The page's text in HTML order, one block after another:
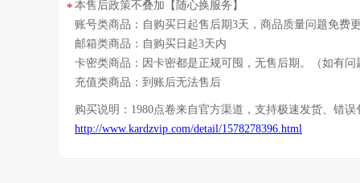
* 本售后政策不叠加【随心换服务】
账号类商品：自购买日起售后期3天，商品质量问题免费
邮箱类商品：自购买日起3天内
卡密类商品：因卡密都是正规可囤，无售后期。（如有
充值类商品：到账后无法售后
购买说明： 1980点卷来自官方渠道，支持极速发货、错
http://www.kardzvip.com/detail/1578278396.html